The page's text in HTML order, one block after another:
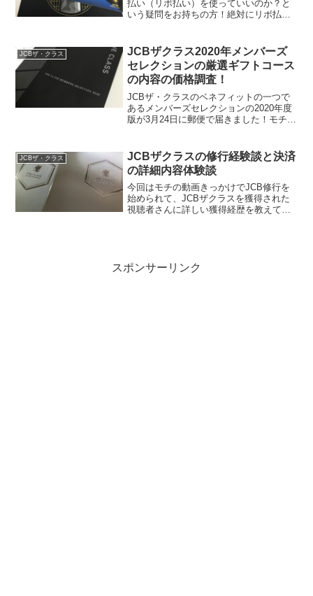
払い（リボ払い）を使っていいのか？と
いう疑問をお持ちの方！絶対にリボ払い
るためにJCBのブラックカードである
JCBザ・クラスの...
JCBザ・クラス
JCBザクラス2020年メンバーズ
セレクションの厳選ギフトコース
の内容の価格調査！
JCBザ・クラスのベネフィットの一つで
あるメンバーズセレクションの2020年度
版が3月24日に郵便で届きました！モチ
ログをめくっています。年に一度のこの
メンセ...
JCBザ・クラス
JCBザクラスの修行経験談と決済
の詳細内容体験談
今回はモチの動画きっかけでJCB修行を
始められて、JCBザクラスを獲得された
視聴者さんに詳しい獲得経歴を教えてい
スポンサーリンク